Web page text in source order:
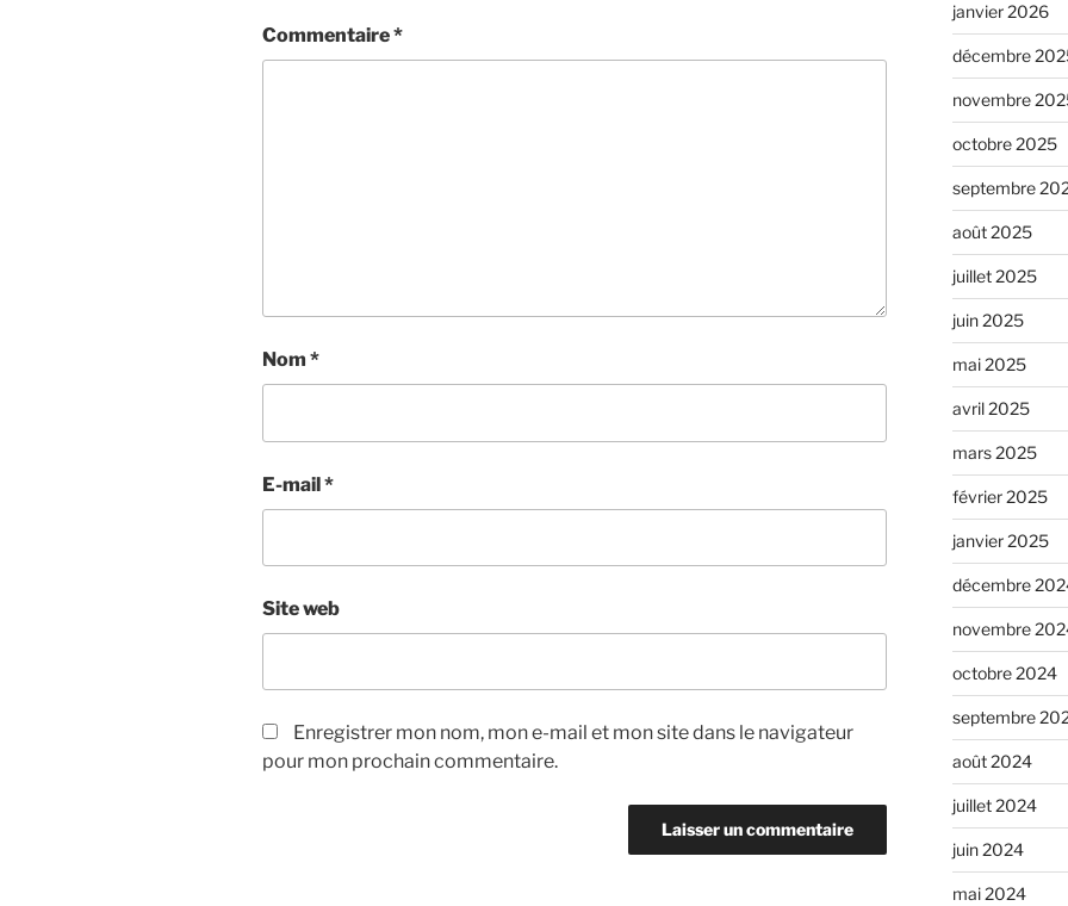
Commentaire*
Nom *
E-mail*
Site web
Enregistrer mon nom, mon e-mail et mon site dans le navigateur
pour mon prochain commentaire.
janvier 2026
décembre
novembre
octobre 2025
septembre
août 2025
juillet 2025
juin 2025
mai 2025
avril 2025
mars 2025
février 2025
janvier 2025
décembre
novembre
octobre 2024
septembre
août 2024
juillet 2024
juin 2024
mai 2024